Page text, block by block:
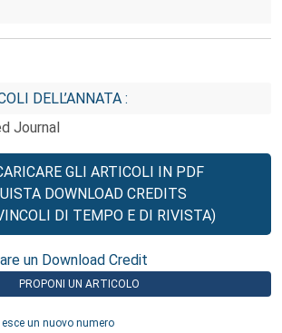
DELL’ANNATA :
Journal
GLI ARTICOLI IN PDF
DOWNLOAD CREDITS
DI TEMPO E DI RIVISTA)
un Download Credit
PROPONI UN ARTICOLO
un nuovo numero